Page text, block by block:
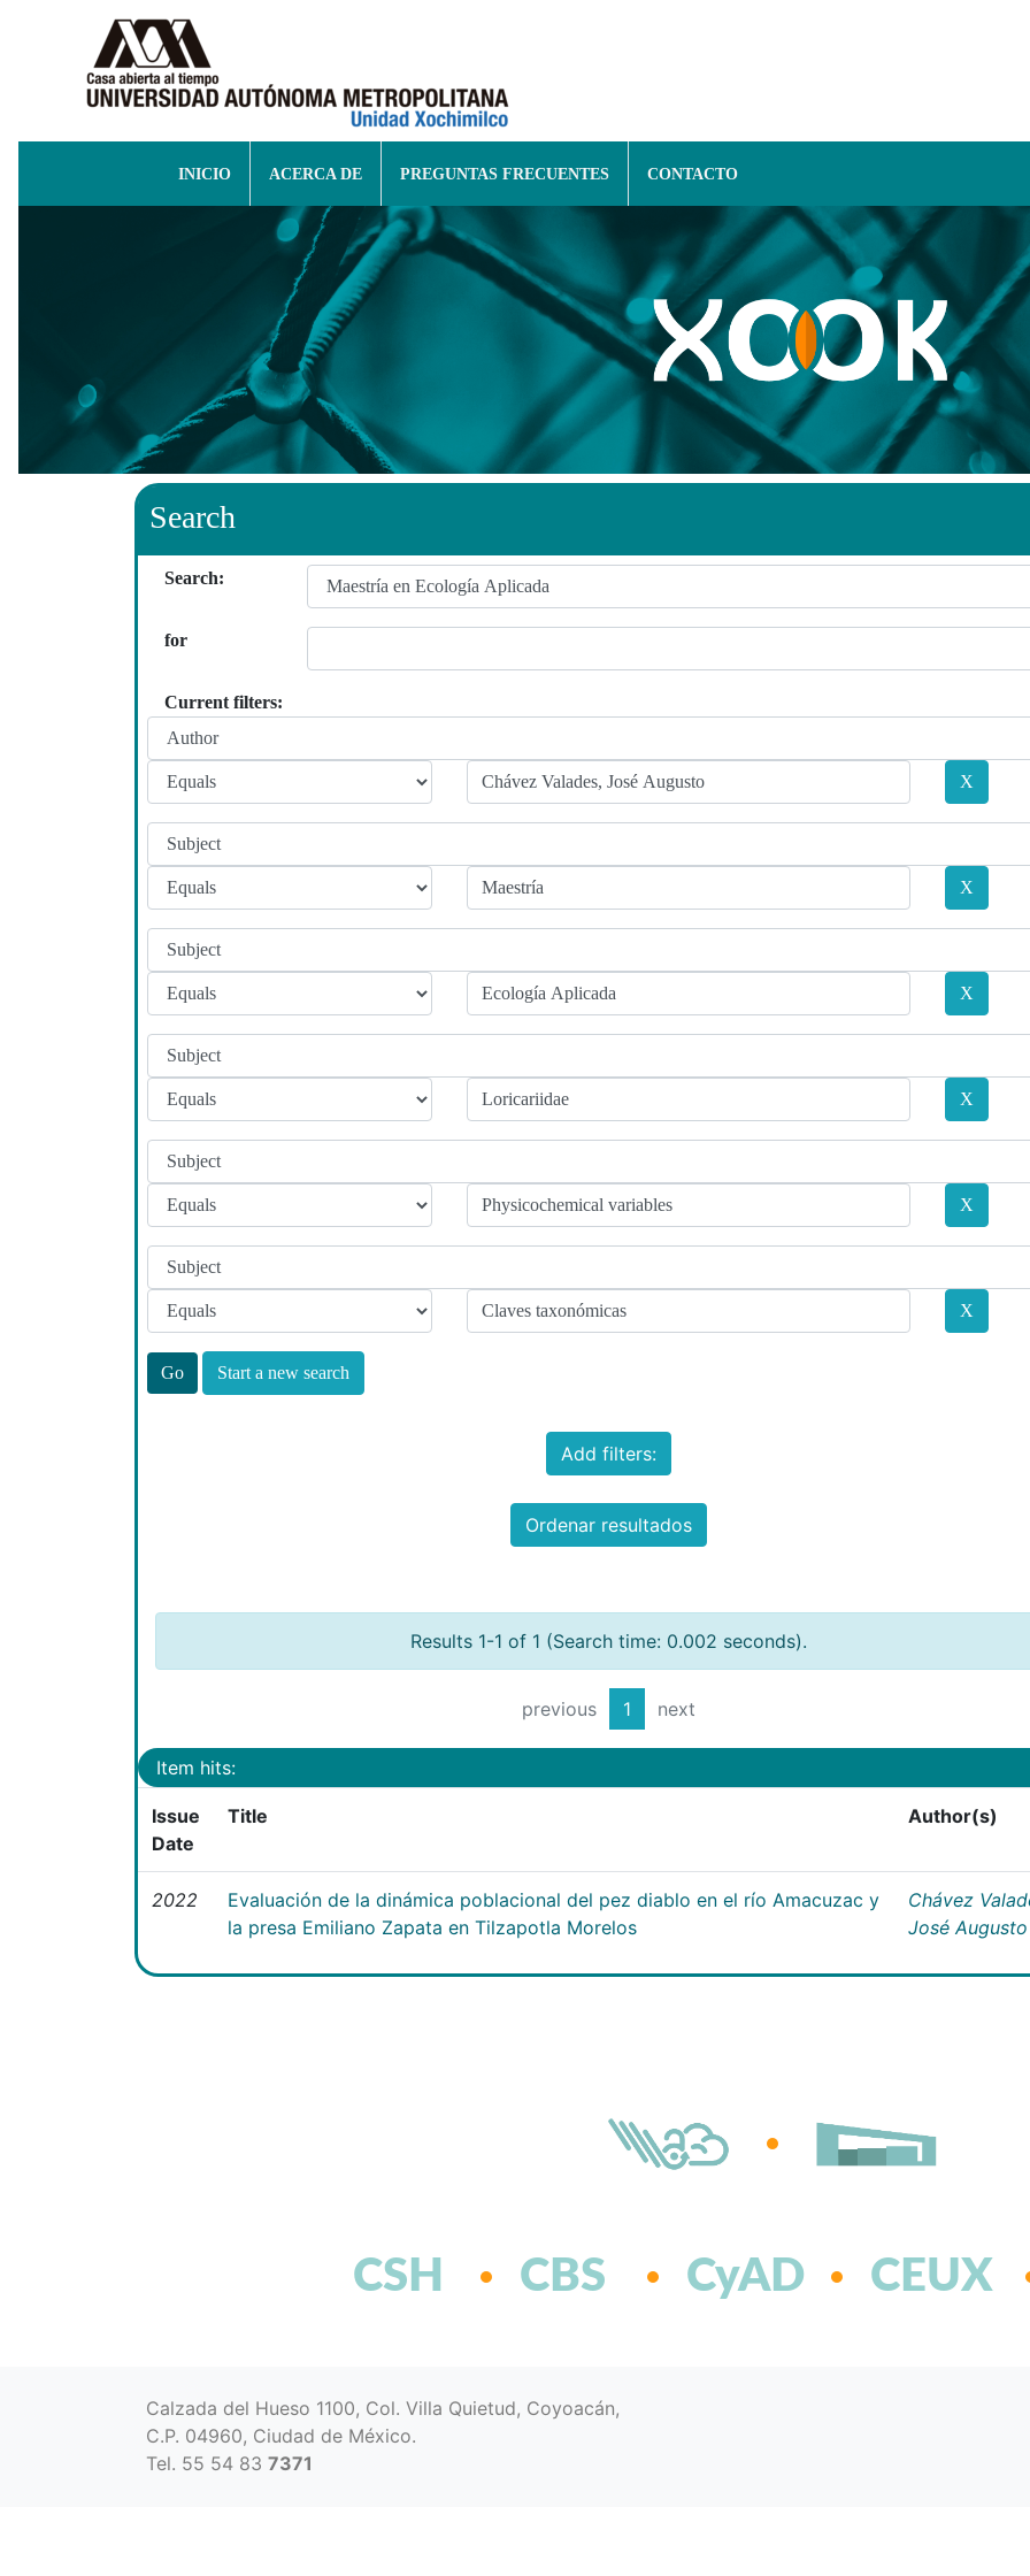
INICIO ACERCA DE PREGUNTAS FRECUENTES CONTACTO
Search
Search:
for
Current filters:
Start a new search
Add filters:
Ordenar resultados
Results 1-1 of 1 (Search time: 0.002 seconds).
previous 1 next
Item hits:
Issue
Date
Title Author(s)
2022
Evaluación de la dinámica poblacional del pez diablo en el río Amacuzac y
la presa Emiliano Zapata en Tilzapotla Morelos
Chávez
José Augusto
CSH CBS CyAD CEUX
Calzada del Hueso 1100, Col. Villa Quietud, Coyoacán,
C.P. 04960, Ciudad de México.
Tel. 55 54 83 7371